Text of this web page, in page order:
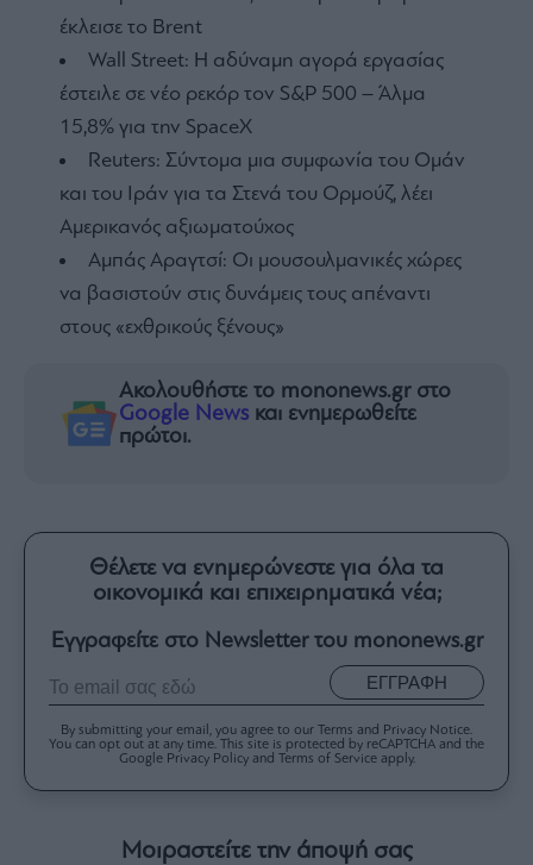
έκλεισε το Brent
Wall Street: Η αδύναμη αγορά εργασίας
έστειλε σε νέο ρεκόρ τον S&P 500 – Άλμα
15,8% για την SpaceX
Reuters: Σύντομα μια συμφωνία του Ομάν
και του Ιράν για τα Στενά του Ορμούζ, λέει
Αμερικανός αξιωματούχος
Αμπάς Αραγτσί: Οι μουσουλμανικές χώρες
να βασιστούν στις δυνάμεις τους απέναντι
στους «εχθρικούς ξένους»
Ακολουθήστε το mononews.gr στο
Google News και ενημερωθείτε
πρώτοι.
Θέλετε να ενημερώνεστε για όλα τα
οικονομικά και επιχειρηματικά νέα;
Εγγραφείτε στο Newsletter του mononews.gr
ΕΓΓΡΑΦΗ
By submitting your email, you agree to our Terms and Privacy Notice.
You can opt out at any time. This site is protected by reCAPTCHA and the
Google Privacy Policy and Terms of Service apply.
Μοιραστείτε την άποψή σας